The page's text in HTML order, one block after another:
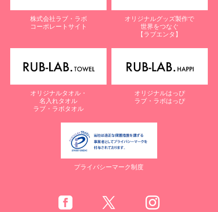
株式会社ラブ・ラボ
コーポレートサイト
オリジナルグッズ製作で
世界をつなぐ
【ラブエンタ】
オリジナルタオル・
名入れタオル
ラブ・ラボタオル
オリジナルはっぴ
ラブ・ラボはっぴ
プライバシーマーク制度